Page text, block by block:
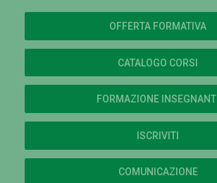
OFFERTA FORMATIVA
CATALOGO CORSI
FORMAZIONE INSEGNANTI
ISCRIVITI
COMUNICAZIONE